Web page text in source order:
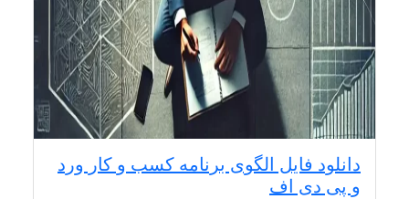
دانلود فایل الگوی برنامه کسب و کار ورد
و پی دی اف